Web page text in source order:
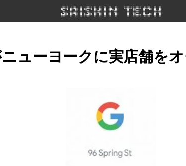
ューヨークに実店舗を